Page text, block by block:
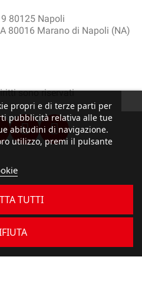
80125 Napoli
80016 Marano di Napoli (NA)
sono riservati
propri e di terze parti per
pubblicità relativa alle tue
abitudini di navigazione.
utilizzo, premi il pulsante
TUTTI